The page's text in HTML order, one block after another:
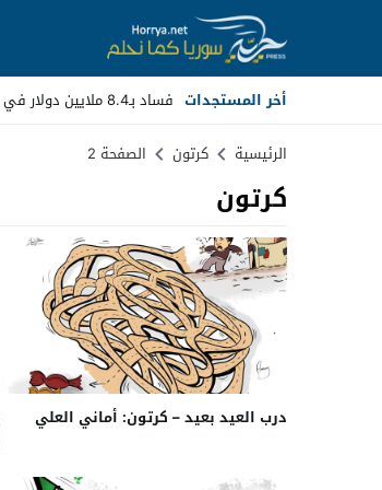
أخر المستجدات فساد بـ8.4 ملايين دولار في المصرف العقاري.. مسؤولو_
Stop
Next
الرئيسية كرتون الصفحة 2
كرتون
درب العيد بعيد – كرتون: أماني العلي